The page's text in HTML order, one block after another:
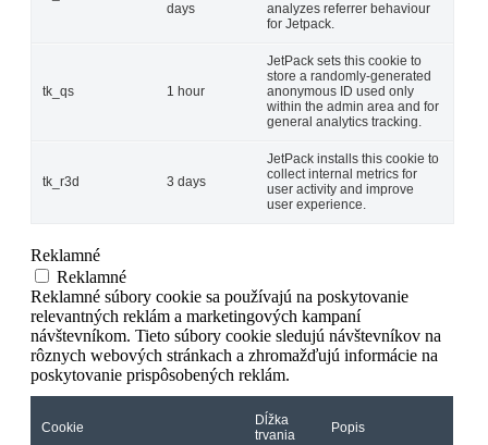
days
analyzes referrer behaviour
for Jetpack.
tk_qs 1 hour
JetPack sets this cookie to
store a randomly-generated
anonymous ID used only
within the admin area and for
general analytics tracking.
tk_r3d 3 days
JetPack installs this cookie to
collect internal metrics for
user activity and improve
user experience.
Reklamné
Reklamné
Reklamné súbory cookie sa používajú na poskytovanie
relevantných reklám a marketingových kampaní
návštevníkom. Tieto súbory cookie sledujú návštevníkov na
rôznych webových stránkach a zhromažďujú informácie na
poskytovanie prispôsobených reklám.
Cookie
Dĺžka
trvania
Popis